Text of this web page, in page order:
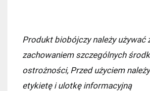
Produkt biobójczy należy używać
zachowaniem szczególnych
ostrożności, Przed użyciem
etykietę i ulotkę informacyjną
DPD Pickup
Kurier InPost